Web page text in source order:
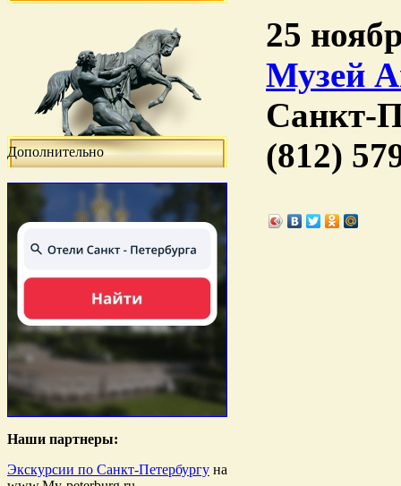
Дополнительно
Наши партнеры:
Экскурсии по Санкт-Петербургу на
25
Музей
Санкт-
(812)